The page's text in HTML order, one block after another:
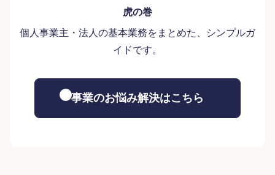
虎の巻
個人事業主・法人の基本業務をまとめた、シンプルガ
イドです。
事業のお悩み解決はこちら